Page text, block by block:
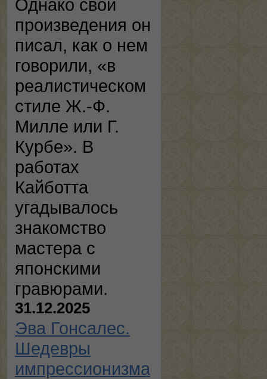
Однако свои
произведения он
писал, как о нем
говорили, «в
реалистическом
стиле Ж.-Ф.
Милле или Г.
Курбе». В
работах
Кайботта
угадывалось
знакомство
мастера с
японскими
гравюрами.
31.12.2025
Эва Гонсалес.
Шедевры
импрессионизма